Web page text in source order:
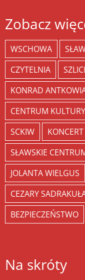
Zobacz
WSCHOWA
CZYTELNIA
KONRAD
CENTRUM
SCKIW
KONCERT
SŁAWSKIE
JOLANTA WIELGUS
CEZARY
BEZPIECZEŃSTWO
Na skróty